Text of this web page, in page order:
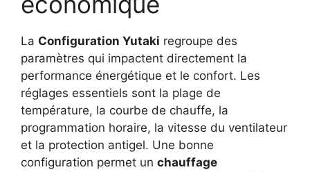
La Configuration Yutaki regroupe des
paramètres qui impactent directement la
performance énergétique et le confort. Les
réglages essentiels sont la plage de
température, la courbe de chauffe, la
programmation horaire, la vitesse du ventilateur
et la protection antigel. Une bonne
configuration permet un chauffage